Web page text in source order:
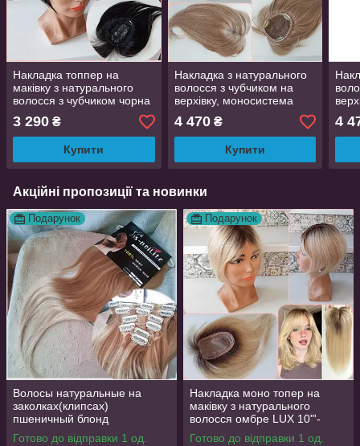
Накладка топпер на
маківку з натурального
волосся з чубчиком чорна
кава KLEO 10"- 1В
3 290 ₴
Купити
Накладка з натурального
волосся з чубчиком на
верхівку, моносистема
KLEO-12"-16
4 470₴
Купити
4
Акційні пропозиції та новинки
Подарунок
Волосы натуральные на
заколках(клипсах)
пшеничный блонд
REMY18"-18/613
Готово до відправки 1 од.
Подарунок
Накладка моно топер на
маківку з натурального
волосся омбре LUX 10"'-
Y930
Готово до відправки 1 од.